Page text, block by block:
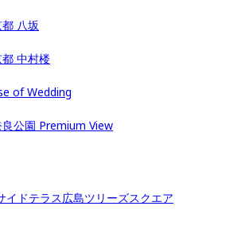
八坂
中村楼
of Wedding
良公園 Premium View
イドテラス広島ツリーズスクエア